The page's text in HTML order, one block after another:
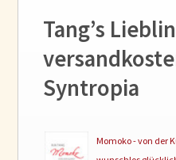
Tang’s
Syntropia
Momoko - von der